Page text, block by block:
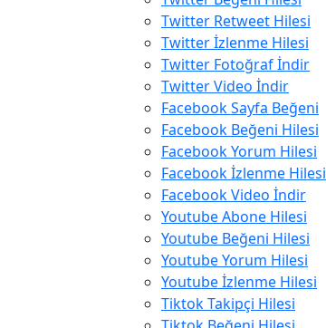
Twitter Retweet Hilesi
Twitter İzlenme Hilesi
Twitter Fotoğraf İndir
Twitter Video İndir
Facebook Sayfa Beğeni
Facebook Beğeni Hilesi
Facebook Yorum Hilesi
Facebook İzlenme Hilesi
Facebook Video İndir
Youtube Abone Hilesi
Youtube Beğeni Hilesi
Youtube Yorum Hilesi
Youtube İzlenme Hilesi
Tiktok Takipçi Hilesi